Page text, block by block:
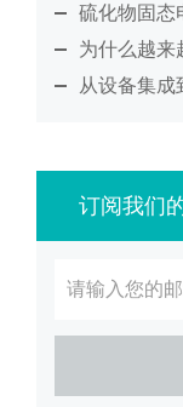
硫化物固态电解质
为什么越来越
从设备集成到
订阅我们